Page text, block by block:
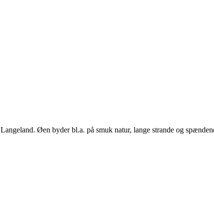
Øen byder bl.a. på smuk natur, lange strande og